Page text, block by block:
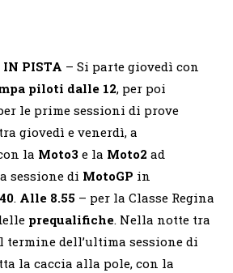
IN PISTA – Si parte giovedì con
piloti dalle 12, per poi
le prime sessioni di prove
giovedì e venerdì, a
la Moto3 e la Moto2 ad
sessione di MotoGP in
. Alle 8.55 – per la Classe Regina
prequalifiche. Nella notte tra
termine dell’ultima sessione di
la caccia alla pole, con la